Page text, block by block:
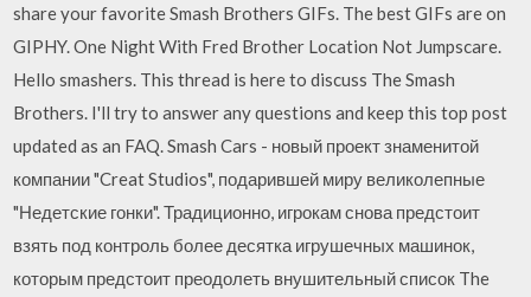
share your favorite Smash Brothers GIFs. The best GIFs are on
GIPHY. One Night With Fred Brother Location Not Jumpscare.
Hello smashers. This thread is here to discuss The Smash
Brothers. I'll try to answer any questions and keep this top post
updated as an FAQ. Smash Cars - новый проект знаменитой
компании "Creat Studios", подарившей миру великолепные
"Недетские гонки". Традиционно, игрокам снова предстоит
взять под контроль более десятка игрушечных машинок,
которым предстоит преодолеть внушительный список The